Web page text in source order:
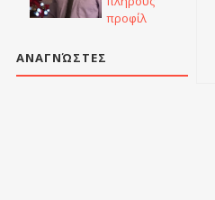
προφίλ
ΑΝΑΓΝΏΣΤΕΣ